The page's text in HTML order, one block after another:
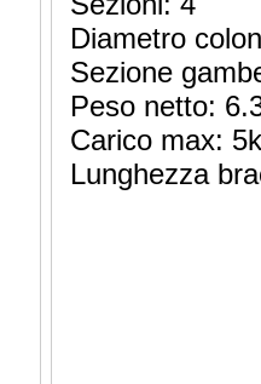
Diametro
Sezione
Peso netto:
Carico max:
Lunghezza